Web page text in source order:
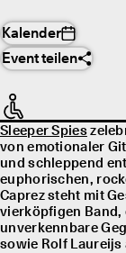
Kalender
Event teilen
Sleeper Spies
von emotionaler
und schleppend
euphorischen,
Caprez steht mit
vierköpfigen Band,
unverkennbare
sowie Rolf